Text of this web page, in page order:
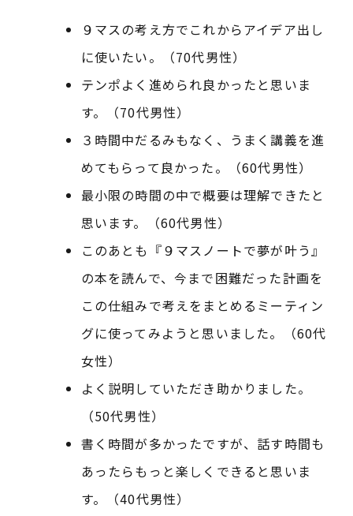
９マスの考え方でこれからアイデア出し
に使いたい。（70代男性）
テンポよく進められ良かったと思いま
す。（70代男性）
３時間中だるみもなく、うまく講義を進
めてもらって良かった。（60代男性）
最小限の時間の中で概要は理解できたと
思います。（60代男性）
このあとも『９マスノートで夢が叶う』
の本を読んで、今まで困難だった計画を
この仕組みで考えをまとめるミーティン
グに使ってみようと思いました。（60代
女性）
よく説明していただき助かりました。
（50代男性）
書く時間が多かったですが、話す時間も
あったらもっと楽しくできると思いま
す。（40代男性）